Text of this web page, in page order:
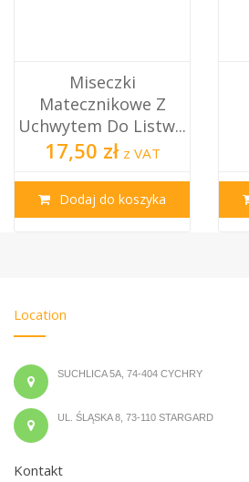
Miseczki
Matecznikowe Z
Uchwytem Do Listw...
17,50 zł z VAT
Dodaj do koszyka
Location
SUCHLICA 5A, 74-404 CYCHRY
UL. ŚLĄSKA 8, 73-110 STARGARD
Kontakt